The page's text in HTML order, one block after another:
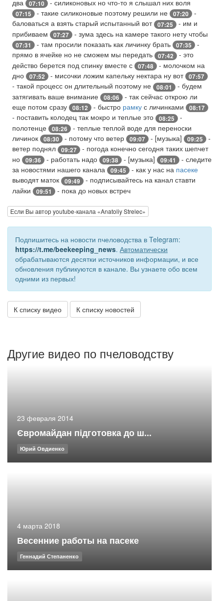
два 07:10 - силиконовых но что-то я слышал них воля
07:15 - такие силиконовые поэтому решили не 07:20
-
баловаться а взять старый испытанный вот 07:25
- им и
прибиваем
07:27 - зума здесь на камере такого нету чтобы
07:31 - там просили показать как личинку брать 07:35
-
прямо в ячейке но не сможем мы передать
07:42
- это
действо берется под спинку вместе с
07:48
- молочком на
дно
07:52 - мисочки ложим капельку нектара ну вот 07:57
- такой процесс он длительный поэтому не 08:01
- будем
затягивать ваше внимание
08:06
- так сейчас открою ли
еще потом сразу
08:12 - быстро рамку с личинками 08:17
- поставить колодец так мокро и теплые это 08:25
-
полотенце
08:26
- теплые теплой воде для переноски
личинок
08:30 - потому что ветер 09:07 - [музыка] 09:25
-
ветер поднял
09:27
- погода конечно сегодня таких шепчет
но
09:36 - работать надо 09:38 - [музыка] 09:41
- следите
за новостями нашего канала
09:45 - как у нас на пасеке
выводят маток
09:49
- подписывайтесь на канал ставти
лайки
09:51 - пока до новых встреч
Если Вы автор youtube-канала «Anatoliy Strelec»
Подпишитесь на новости пчеловодства в Telegram:
https://t.me/beekeeping_news. Автоматически
обрабатываются десятки источников информации, и все
обновления публикуются в канале. Вы узнаете обо всем
одними из первых!
К списку видео К списку новостей
Другие видео по пчеловодству
23 февраля 2014
Євромайдан підготовка до ш...
Юрий Овдиенко
4 марта 2018
Весенние работы на пасеке
Геннадий Степаненко